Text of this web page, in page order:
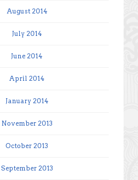
August 2014
July 2014
June 2014
April 2014
January 2014
November 2013
October 2013
September 2013